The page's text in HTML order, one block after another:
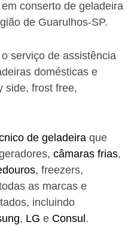
conserto de geladeira
de Guarulhos-SP.
serviço de assistência
domésticas e
side, frost free,
de geladeira que
câmaras frias,
, freezers,
as marcas e
incluindo
, LG e Consul .